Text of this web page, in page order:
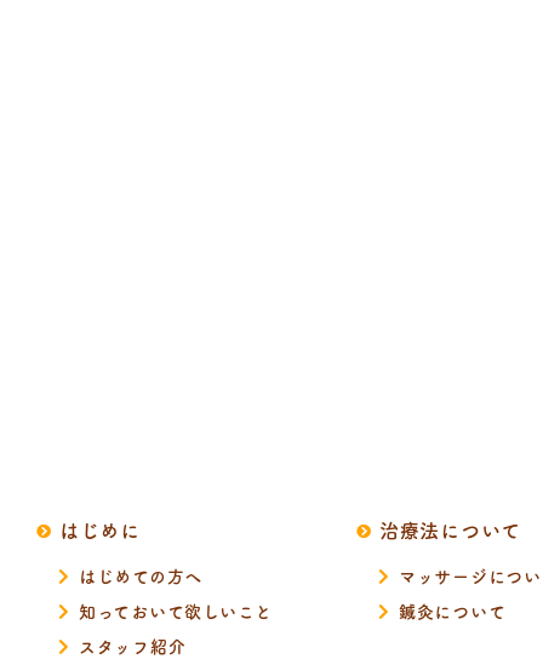
はじめに
はじめての方へ
知っておいて欲しいこと
スタッフ紹介
治療法について
マッサージにつ
鍼灸について